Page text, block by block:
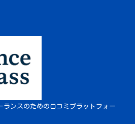
ンスのための口コミプラットフォー